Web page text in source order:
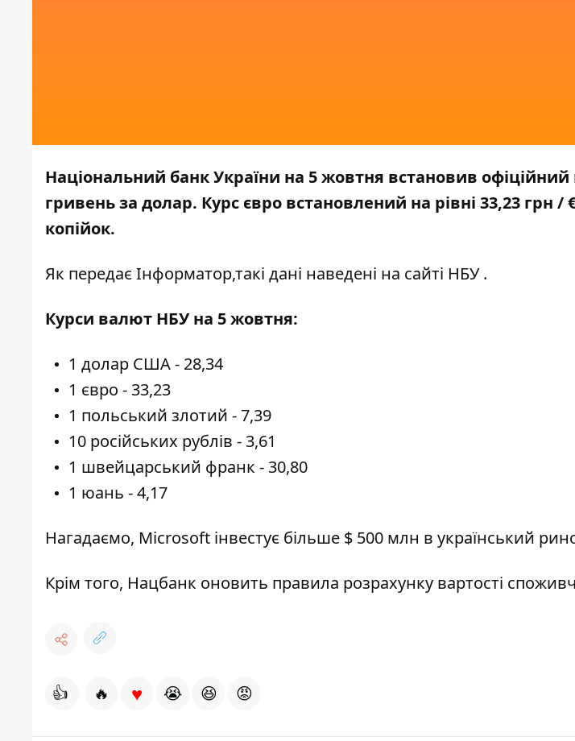
Національний банк України на 5 жовтня встановив офіційний
гривень за долар. Курс євро встановлений на рівні 33,23 грн /
копійок.
Як передає Інформатор,такі дані наведені на сайті НБУ.
Курси валют НБУ на 5 жовтня:
1 долар США - 28,34
1 євро - 33,23
1 польський злотий - 7,39
10 російських рублів - 3,61
1 швейцарський франк - 30,80
1 юань - 4,17
Нагадаємо, Microsoft інвестує більше $ 500 млн в український
Крім того, Нацбанк оновить правила розрахунку вартості
👍 🔥 ♥ 😭 😆 😡